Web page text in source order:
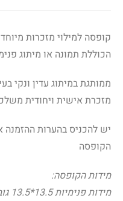
קופסה למילוי מזכרות
הכוללת תמונה או מיתוג
ממותגת במיתוג עדין ונקי
מזכרת אישית ויחודית
יש להכניס בהערות
הקופסה
מידות הקופסה:
מידות פנימיות 13.5*13.5 גובה 4.5